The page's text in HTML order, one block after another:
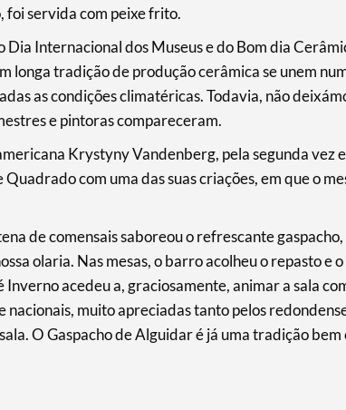
servida com peixe frito.
Internacional dos Museus e do Bom dia
longa tradição de produção cerâmica se unem
as condições climatéricas. Todavia, não
e pintoras compareceram.
Krystyny Vandenberg, pela segunda vez
com uma das suas criações, em que o
de comensais saboreou o refrescante
olaria. Nas mesas, o barro acolheu o repasto e
acedeu a, graciosamente, animar a sala
nacionais, muito apreciadas tanto pelos
O Gaspacho de Alguidar é já uma tradição